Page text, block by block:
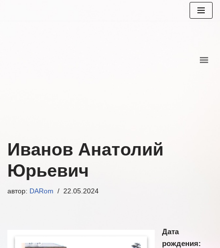
Иванов Анатолий
Юрьевич
автор: DARom 22.05.2024
Дата
рождения: